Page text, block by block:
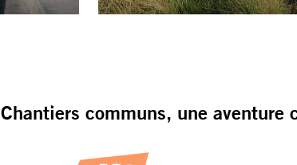
Chantiers communs, une aventure